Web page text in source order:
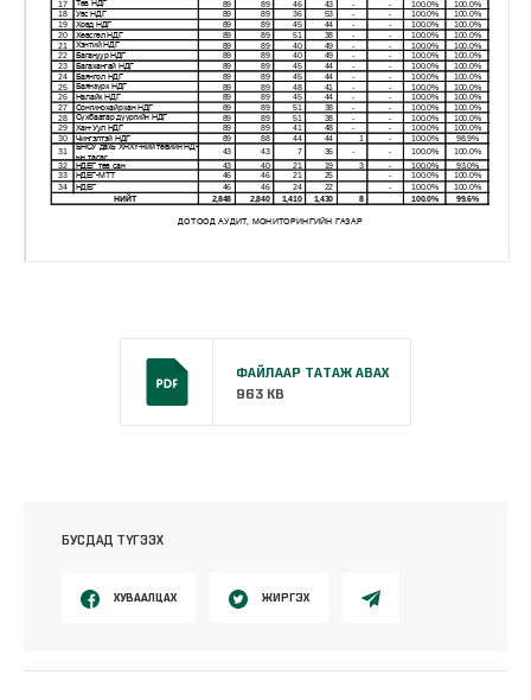
ФАЙЛААР ТАТАЖ АВАХ
963 KB
БУСДАД ТҮГЭЭХ
ХУВААЛЦАХ ЖИРГЭХ